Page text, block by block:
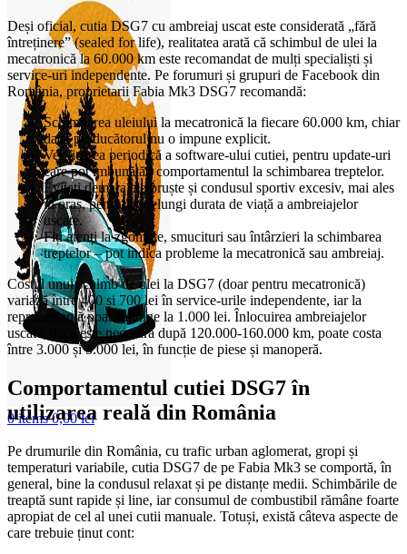
0items 0,00lei
Deși oficial, cutia DSG7 cu ambreiaj uscat este considerată „fără
întreținere” (sealed for life), realitatea arată că schimbul de ulei la
mecatronică la 60.000 km este recomandat de mulți specialiști și
service-uri independente. Pe forumuri și grupuri de Facebook din
România, proprietarii Fabia Mk3 DSG7 recomandă:
Schimbarea uleiului la mecatronică la fiecare 60.000 km, chiar
dacă producătorul nu o impune explicit.
Verificarea periodică a software-ului cutiei, pentru update-uri
care pot îmbunătăți comportamentul la schimbarea treptelor.
Evitați demarajele bruște și condusul sportiv excesiv, mai ales
în oraș, pentru a prelungi durata de viață a ambreiajelor
uscate.
Fiți atenți la zgomote, smucituri sau întârzieri la schimbarea
treptelor – pot indica probleme la mecatronică sau ambreiaj.
Costul unui schimb de ulei la DSG7 (doar pentru mecatronică)
variază între 400 și 700 lei în service-urile independente, iar la
reprezentanță poate ajunge la 1.000 lei. Înlocuirea ambreiajelor
uscate, dacă este necesară după 120.000-160.000 km, poate costa
între 3.000 și 5.000 lei, în funcție de piese și manoperă.
Comportamentul cutiei DSG7 în
utilizarea reală din România
Pe drumurile din România, cu trafic urban aglomerat, gropi și
temperaturi variabile, cutia DSG7 de pe Fabia Mk3 se comportă, în
general, bine la condusul relaxat și pe distanțe medii. Schimbările de
treaptă sunt rapide și line, iar consumul de combustibil rămâne foarte
apropiat de cel al unei cutii manuale. Totuși, există câteva aspecte de
care trebuie ținut cont: